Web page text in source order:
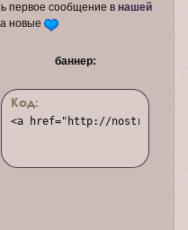
первое сообщение в нашей
новые
баннер:
Код:
<a href="http://